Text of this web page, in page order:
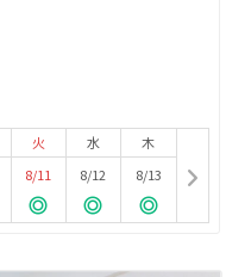
火
8/11
水
8/12
木
8/13